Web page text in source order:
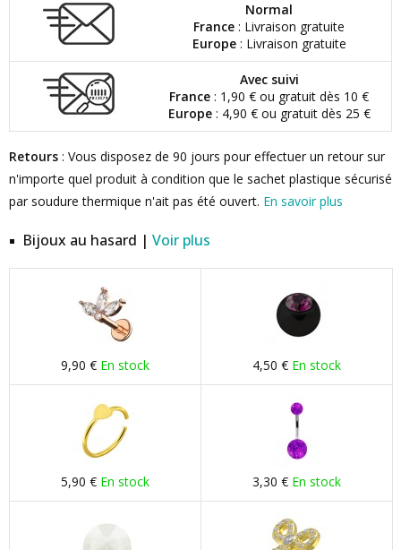
Normal
France : Livraison gratuite
Europe: Livraison gratuite
Avec suivi
France : 1,90 € ou gratuit dès 10 €
Europe: 4,90 € ou gratuit dès 25 €
Retours : Vous disposez de 90 jours pour effectuer un retour sur
n'importe quel produit à condition que le sachet plastique sécurisé
par soudure thermique n'ait pas été ouvert. En savoir plus
Bijoux au hasard | Voir plus
9,90 € En stock 4,50 € En stock
5,90 € En stock 3,30 € En stock